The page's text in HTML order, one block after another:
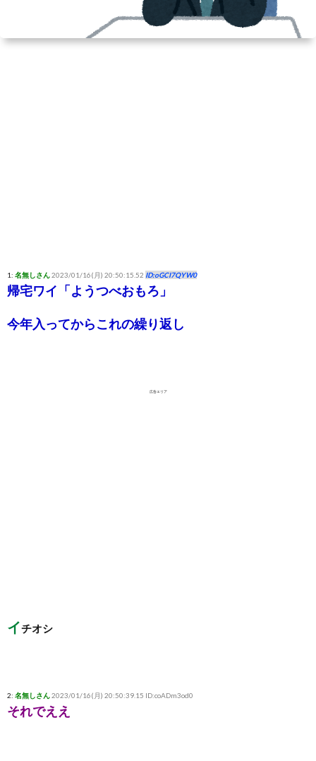
1: 名無しさん2023/01/16(月) 20:50:15.52 ID:oGCI7QYW0
帰宅ワイ「ようつべおもろ」
今年入ってからこれの繰り返し
広告エリア
イチオシ
2: 名無しさん2023/01/16(月) 20:50:39.15 ID:coADm3od0
それでええ